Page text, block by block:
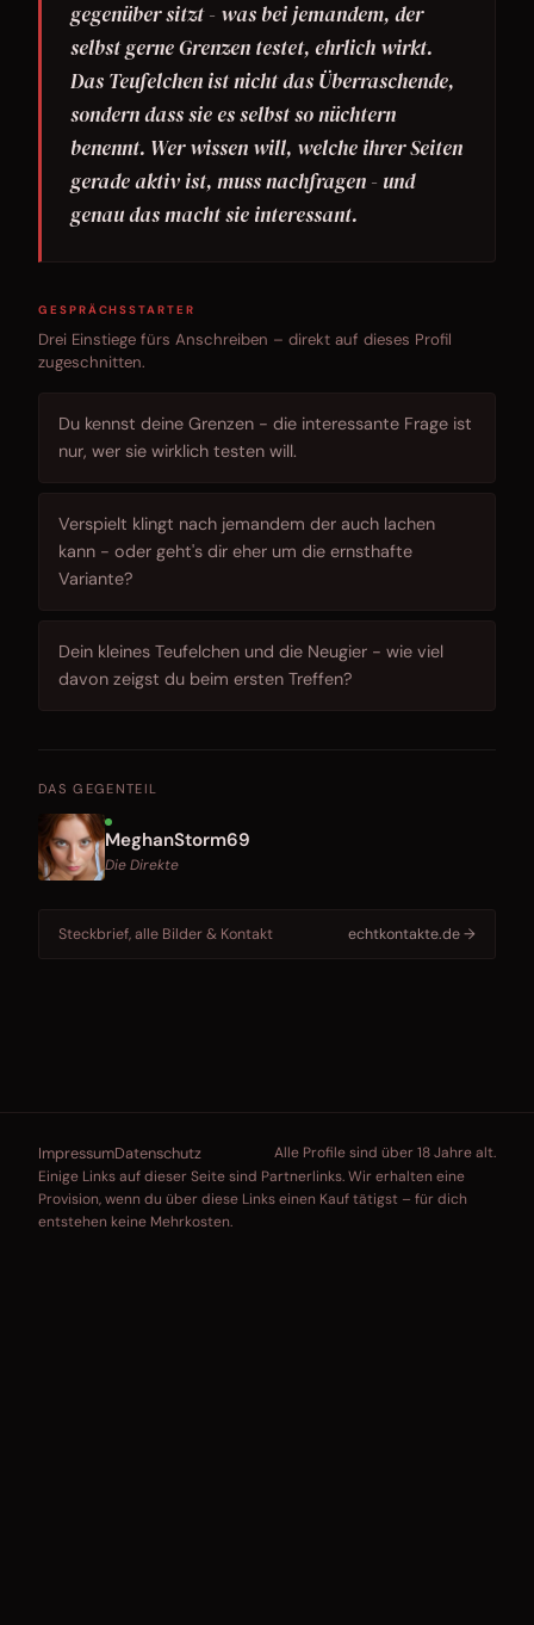
gegenüber sitzt - was bei jemandem, der
selbst gerne Grenzen testet, ehrlich wirkt.
Das Teufelchen ist nicht das Überraschende,
sondern dass sie es selbst so nüchtern
benennt. Wer wissen will, welche ihrer Seiten
gerade aktiv ist, muss nachfragen - und
genau das macht sie interessant.
GESPRÄCHSSTARTER
Drei Einstiege fürs Anschreiben – direkt auf dieses Profil
zugeschnitten.
Du kennst deine Grenzen - die interessante Frage ist
nur, wer sie wirklich testen will.
Verspielt klingt nach jemandem der auch lachen
kann - oder geht's dir eher um die ernsthafte
Variante?
Dein kleines Teufelchen und die Neugier - wie viel
davon zeigst du beim ersten Treffen?
DAS GEGENTEIL
MeghanStorm69
Die Direkte
Steckbrief, alle Bilder & Kontakt echtkontakte.de →
ImpressumDatenschutz
Alle Profile sind über 18 Jahre alt.
Einige Links auf dieser Seite sind Partnerlinks. Wir erhalten eine
Provision, wenn du über diese Links einen Kauf tätigst – für dich
entstehen keine Mehrkosten.